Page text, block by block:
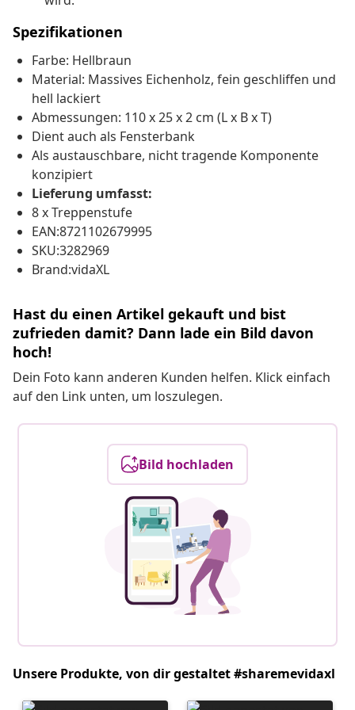
Spezifikationen
Farbe: Hellbraun
Material: Massives Eichenholz, fein geschliffen und
hell lackiert
Abmessungen: 110 x 25 x 2 cm (L x B x T)
Dient auch als Fensterbank
Als austauschbare, nicht tragende Komponente
konzipiert
Lieferung umfasst:
8 x Treppenstufe
EAN:8721102679995
SKU:3282969
Brand:vidaXL
Hast du einen Artikel gekauft und bist
zufrieden damit? Dann lade ein Bild davon
hoch!
Dein Foto kann anderen Kunden helfen. Klick einfach
auf den Link unten, um loszulegen.
Bild hochladen
Unsere Produkte, von dir gestaltet #sharemevidaxl